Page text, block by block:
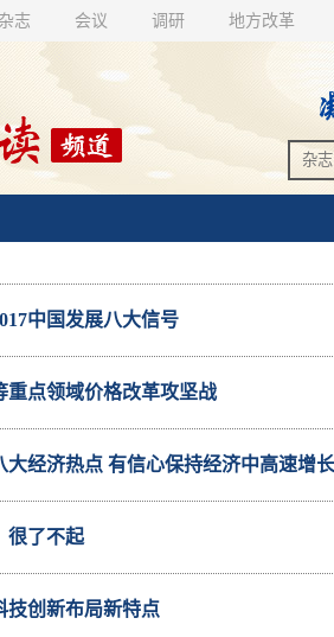
杂志 会议 调研 地方改革
中国发展八大信号
重点领域价格改革攻坚战
大经济热点 有信心保持经济中高速增
很了不起
技创新布局新特点